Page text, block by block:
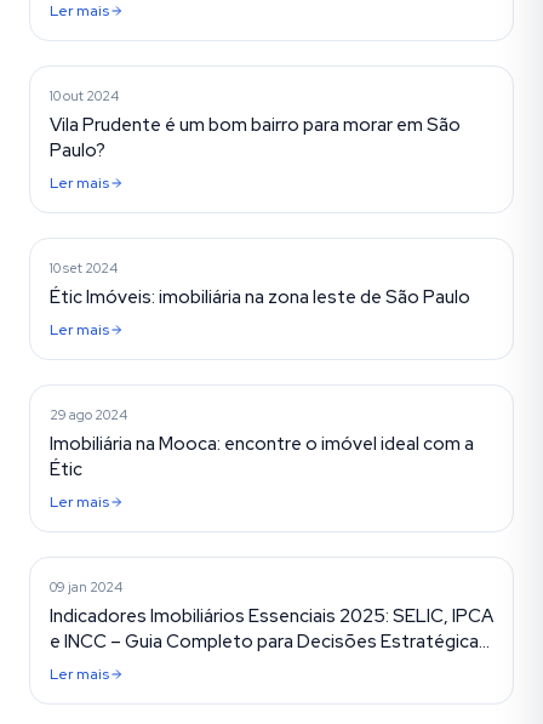
Ler mais
Dicas na Vila Prudente
10 out 2024
Vila Prudente é um bom bairro para morar em São
Paulo?
Ler mais
Mercado Imobiliário
10 set 2024
Étic Imóveis: imobiliária na zona leste de São Paulo
Ler mais
Dicas na Mooca
29 ago 2024
Imobiliária na Mooca: encontre o imóvel ideal com a
Étic
Ler mais
Mercado Imobiliário
09 jan 2024
Indicadores Imobiliários Essenciais 2025: SELIC, IPCA
e INCC – Guia Completo para Decisões Estratégicas
no Mercado de Imóveis
Ler mais